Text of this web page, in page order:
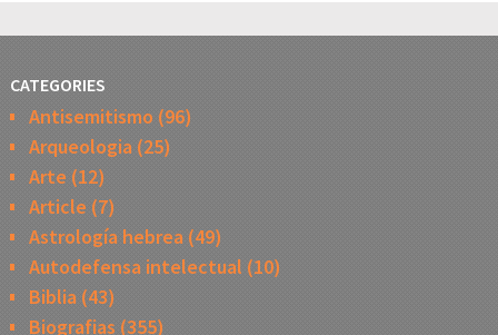
CATEGORIES
Antisemitismo (96)
Arqueologia(25)
Arte (12)
Article (7)
Astrología hebrea(49)
Autodefensa intelectual (10)
Biblia(43)
Biografias (355)